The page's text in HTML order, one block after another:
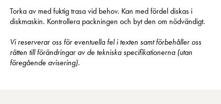
Torka av med fuktig trasa vid behov. Kan med fördel diskas i
diskmaskin. Kontrollera packningen och byt den om nödvändigt.
Vi reserverar oss för eventuella fel i texten samt förbehåller oss
rätten till förändringar av de tekniska specifikationerna (utan
föregående avisering).